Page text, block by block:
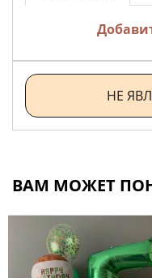
НЕ
ВАМ МОЖЕТ